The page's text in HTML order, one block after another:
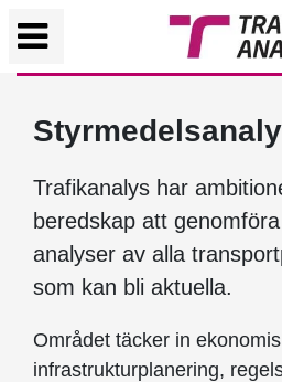
Trafikanalys har
beredskap att
analyser av alla
som kan bli aktuella.
Området täcker in
infrastrukturplanering,